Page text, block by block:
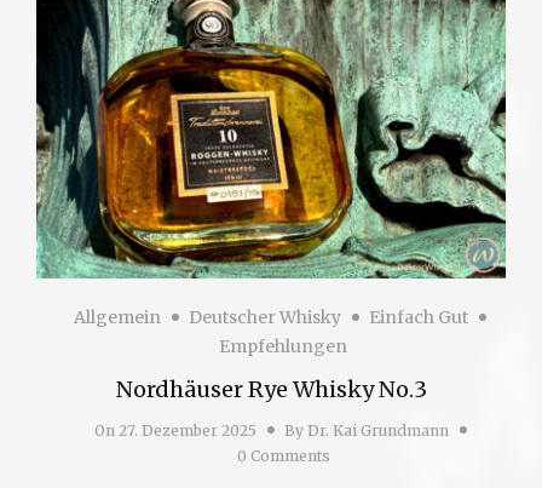
Allgemein Deutscher Whisky
Einfach Gut
Empfehlungen
Nordhäuser Rye Whisky No.3
On 27. Dezember 2025 By Dr. Kai Grundmann
0 Comments